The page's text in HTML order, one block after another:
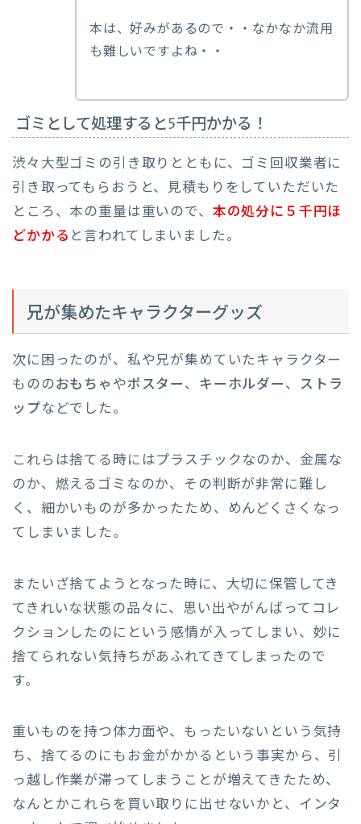
本は、好みがあるので・・なかなか流用
も難しいですよね・・
ゴミとして処理すると5千円かかる！
渋々大型ゴミの引き取りとともに、ゴミ回収業者に
引き取ってもらおうと、見積もりをしていただいた
ところ、本の重量は重いので、 本の処分に５千円ほ
どかかる と言われてしまいました。
兄が集めたキャラクターグッズ
次に困ったのが、私や兄が集めていたキャラクター
もののおもちゃ やポスター、 キーホルダー、 ストラ
ップなどでした。
これらは捨てる時にはプラスチックなのか、金属な
のか、燃えるゴミなのか、その判断が非常に難し
く、細かいものが多かったため、めんどくさくなっ
てしまいました。
またいざ捨てようとなった時に、大切に保管してき
てきれいな状態の品々に、思い出やがんばってコレ
クションしたのにという感情が入ってしまい、妙に
捨てられない気持ちがあふれてきてしまったので
す。
重いものを持つ体力面や、もったいないという気持
ち、捨てるのにもお金がかかるという事実から、引
っ越し作業が滞ってしまうことが増えてきたため、
なんとかこれらを買い取りに出せないかと、インタ